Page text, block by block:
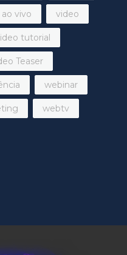
vivo video
tutorial
Teaser
webinar
webtv